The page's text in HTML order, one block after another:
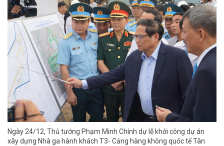
Ngày 24/12, Thủ tướng Phạm Minh Chính dự lễ khởi công dự án
xây dựng Nhà ga hành khách T3- Cảng hàng không quốc tế Tân